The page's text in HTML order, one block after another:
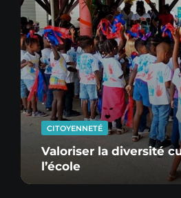
CITOYENNETÉ
Valoriser la diversité
l’école